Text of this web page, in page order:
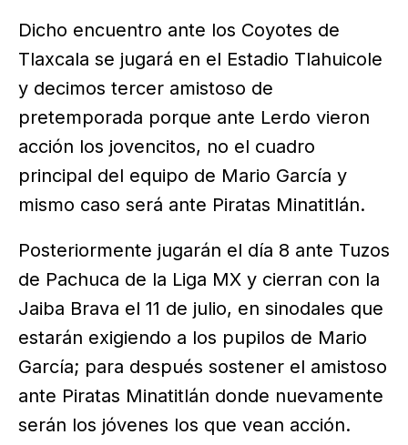
Dicho encuentro ante los Coyotes de
Tlaxcala se jugará en el Estadio Tlahuicole
y decimos tercer amistoso de
pretemporada porque ante Lerdo vieron
acción los jovencitos, no el cuadro
principal del equipo de Mario García y
mismo caso será ante Piratas Minatitlán.
Posteriormente jugarán el día 8 ante Tuzos
de Pachuca de la Liga MX y cierran con la
Jaiba Brava el 11 de julio, en sinodales que
estarán exigiendo a los pupilos de Mario
García; para después sostener el amistoso
ante Piratas Minatitlán donde nuevamente
serán los jóvenes los que vean acción.